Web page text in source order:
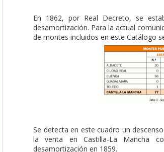
En 1862, por Real Decreto, se
desamortización. Para la actual
de montes incluidos en este Catálogo
Se detecta en este cuadro un
la venta en Castilla-La Mancha
desamortización en 1859.